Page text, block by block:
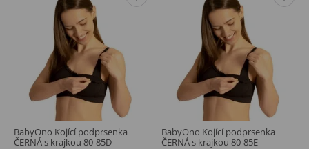
BabyOno Kojící podprsenka
ČERNÁ s krajkou 80-85D
BabyOno Kojící podprsenka
ČERNÁ s krajkou 80-85E